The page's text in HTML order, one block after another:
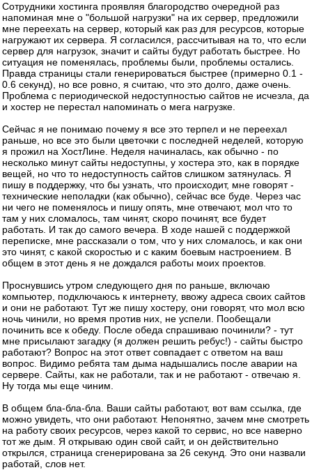
Сотрудники хостинга проявляя благородство очередной раз
напоминая мне о "большой нагрузки" на их сервер, предложили
мне переехать на сервер, который как раз для ресурсов, которые
нагружают их сервера. Я согласился, рассчитывая на то, что если
сервер для нагрузок, значит и сайты будут работать быстрее. Но
ситуация не поменялась, проблемы были, проблемы остались.
Правда страницы стали генерироваться быстрее (примерно 0.1 -
0.6 секунд), но все ровно, я считаю, что это долго, даже очень.
Проблема с периодической недоступностью сайтов не исчезла, да
и хостер не перестал напоминать о мега нагрузке.
Сейчас я не понимаю почему я все это терпел и не переехал
раньше, но все это были цветочки с последней неделей, которую
я прожил на ХостЛине. Неделя начиналась, как обычно - по
несколько минут сайты недоступны, у хостера это, как в порядке
вещей, но что то недоступность сайтов слишком затянулась. Я
пишу в поддержку, что бы узнать, что происходит, мне говорят -
технические неполадки (как обычно), сейчас все буде. Через час
ни чего не поменялось и пишу опять, мне отвечают, мол что то
там у них сломалось, там чинят, скоро починят, все будет
работать. И так до самого вечера. В ходе нашей с поддержкой
переписке, мне рассказали о том, что у них сломалось, и как они
это чинят, с какой скоростью и с каким боевым настроением. В
общем в этот день я не дождался работы моих проектов.
Проснувшись утром следующего дня по раньше, включаю
компьютер, подключаюсь к интернету, ввожу адреса своих сайтов
и они не работают. Тут же пишу хостеру, они говорят, что мол всю
ночь чинили, но время против них, не успели. Пообещали
починить все к обеду. После обеда спрашиваю починили? - тут
мне присылают загадку (я должен решить ребус!) - сайты быстро
работают? Вопрос на этот ответ совпадает с ответом на ваш
вопрос. Видимо ребята там дыма надышались после аварии на
сервере. Сайты, как не работали, так и не работают - отвечаю я.
Ну тогда мы еще чиним.
В общем бла-бла-бла. Ваши сайты работают, вот вам ссылка, где
можно увидеть, что они работают. Непонятно, зачем мне смотреть
на работу своих ресурсов, через какой то сервис, но все наверно
тот же дым. Я открываю один свой сайт, и он действительно
открылся, страница сгенерирована за 26 секунд. Это они назвали
работай, слов нет.